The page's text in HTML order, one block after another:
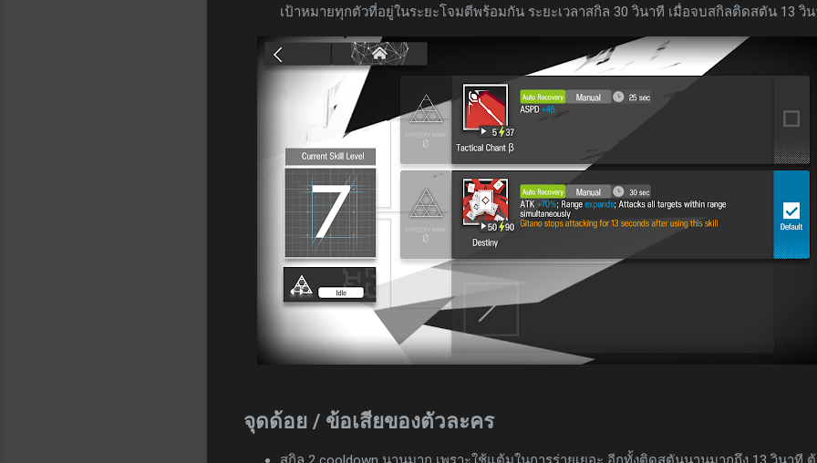
เป้าหมายทุกตัวที่อยู่ในระยะโจมตีพร้อมกัน ระยะเวลาสกิล 30 วินาที เมื่อจบสกิลติดสตัน 13 วิ
จุดด้อย / ข้อเสียของตัวละคร